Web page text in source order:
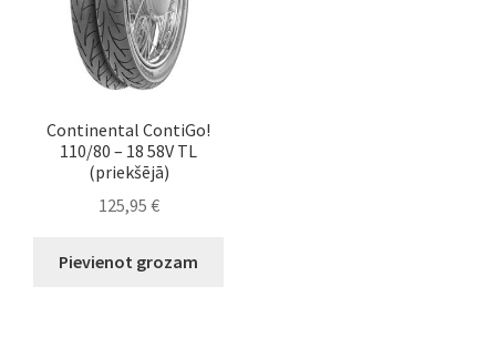
Continental ContiGo!
110/80 – 18 58V TL
(priekšējā)
125,95 €
Pievienot grozam